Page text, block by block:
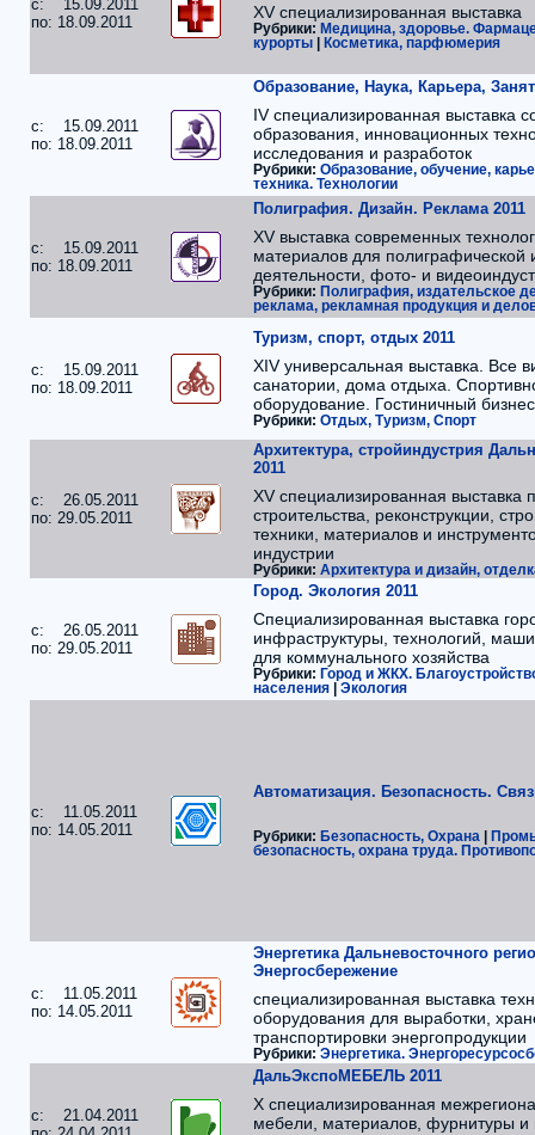
c: 15.09.2011
по: 18.09.2011
ХV специализированная выставка
Рубрики: Медицина, здоровье.
курорты| Косметика, парфюмерия
c: 15.09.2011
по: 18.09.2011
Образование, Наука, Карьера,
IV специализированная выставка
образования, инновационных
исследования и разработок
Рубрики: Образование, обучение,
техника. Технологии
c: 15.09.2011
по: 18.09.2011
Полиграфия. Дизайн. Реклама 2011
XV выставка современных
материалов для полиграфической
деятельности, фото- и
Рубрики: Полиграфия, издательское
реклама, рекламная продукция и
c: 15.09.2011
по: 18.09.2011
Туризм, спорт, отдых 2011
XIV универсальная выставка. Все
санатории, дома отдыха.
оборудование. Гостиничный бизнес
Рубрики: Отдых, Туризм, Спорт
c: 26.05.2011
по: 29.05.2011
Архитектура, стройиндустрия
2011
XV специализированная выставка
строительства, реконструкции,
техники, материалов и
индустрии
Рубрики: Архитектура и дизайн,
c: 26.05.2011
по: 29.05.2011
Город. Экология 2011
Специализированная выставка
инфраструктуры, технологий,
для коммунального хозяйства
Рубрики: Город и ЖКХ.
населения| Экология
c: 11.05.2011
по: 14.05.2011
Автоматизация. Безопасность.
Рубрики: Безопасность, Охрана
безопасность, охрана труда.
c: 11.05.2011
по: 14.05.2011
Энергетика Дальневосточного
Энергосбережение
специализированная выставка
оборудования для выработки,
транспортировки энергопродукции
Рубрики: Энергетика.
c: 21.04.2011
ДальЭкспоМЕБЕЛЬ 2011
X специализированная
мебели, материалов, фурнитуры